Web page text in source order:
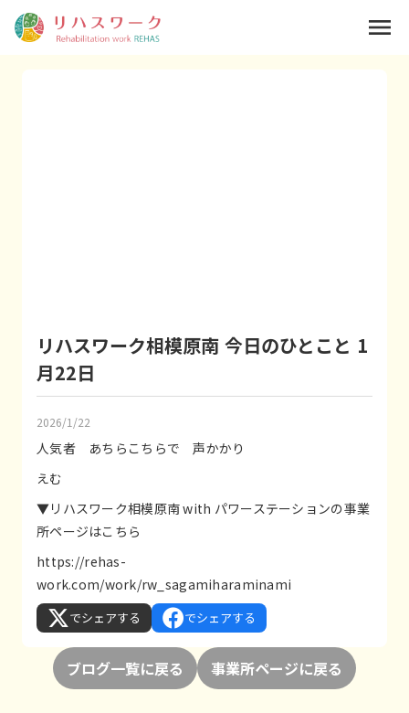
リハスワーク相模原南 今日のひとこと 1
月22日
2026/1/22
人気者 あちらこちらで 声かかり
えむ
▼リハスワーク相模原南 with パワーステーションの事業
所ページはこちら
https://rehas-
work.com/work/rw_sagamiharaminami
でシェアする でシェアする
ブログ一覧に戻る 事業所ページに戻る
menu